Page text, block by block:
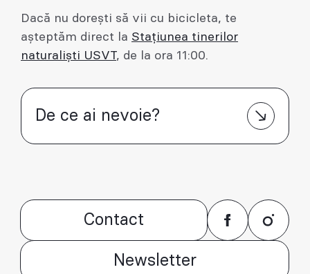
Dacă nu dorești să vii cu bicicleta, te
așteptăm direct la Stațiunea tinerilor
naturaliști USVT, de la ora 11:00.
De ce ai nevoie?
Contact
Newsletter